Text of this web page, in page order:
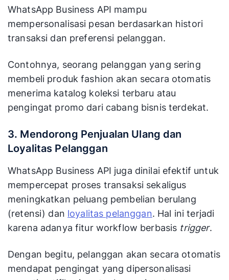
WhatsApp Business API mampu
mempersonalisasi pesan berdasarkan histori
transaksi dan preferensi pelanggan.
Contohnya, seorang pelanggan yang sering
membeli produk fashion akan secara otomatis
menerima katalog koleksi terbaru atau
pengingat promo dari cabang bisnis terdekat.
3. Mendorong Penjualan Ulang dan
Loyalitas Pelanggan
WhatsApp Business API juga dinilai efektif untuk
mempercepat proses transaksi sekaligus
meningkatkan peluang pembelian berulang
(retensi) dan loyalitas pelanggan. Hal ini terjadi
karena adanya fitur workflow berbasis trigger.
Dengan begitu, pelanggan akan secara otomatis
mendapat pengingat yang dipersonalisasi